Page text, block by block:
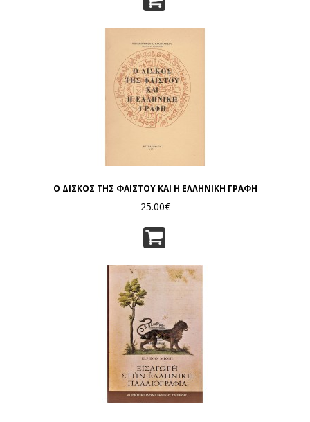
Ο ΔΙΣΚΟΣ ΤΗΣ ΦΑΙΣΤΟΥ ΚΑΙ Η ΕΛΛΗΝΙΚΗ ΓΡΑΦΗ
25.00€